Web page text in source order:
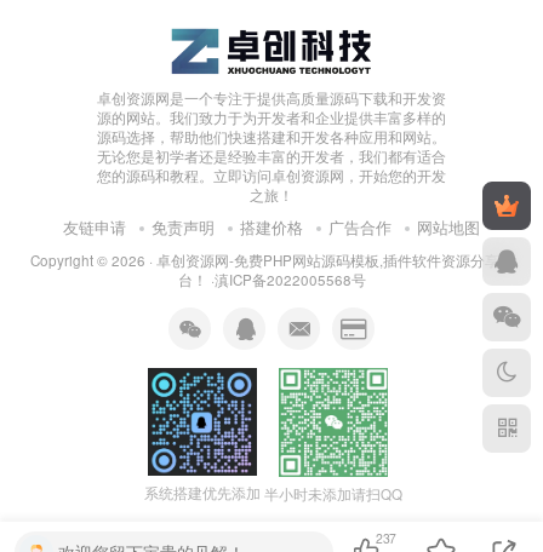
卓创资源网是一个专注于提供高质量源码下载和开发资
源的网站。我们致力于为开发者和企业提供丰富多样的
源码选择，帮助他们快速搭建和开发各种应用和网站。
无论您是初学者还是经验丰富的开发者，我们都有适合
您的源码和教程。立即访问卓创资源网，开始您的开发
之旅！
友链申请 免责声明 搭建价格 广告合作 网站地图
Copyright © 2026 · 卓创资源网-免费PHP网站源码模板,插件软件资源分享平
台！ ·滇ICP备2022005568号
系统搭建优先添加 半小时未添加请扫QQ
237